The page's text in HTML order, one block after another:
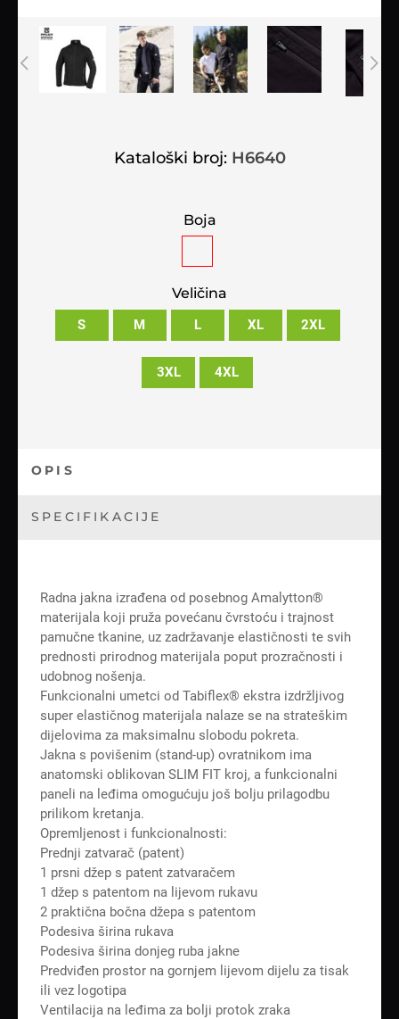
Kataloški broj: H6640
Boja
Veličina
S M L XL 2XL
3XL 4XL
OPIS
SPECIFIKACIJE
Radna jakna izrađena od posebnog Amalytton®
materijala koji pruža povećanu čvrstoću i trajnost
pamučne tkanine, uz zadržavanje elastičnosti te svih
prednosti prirodnog materijala poput prozračnosti i
udobnog nošenja.
Funkcionalni umetci od Tabiflex® ekstra izdržljivog
super elastičnog materijala nalaze se na strateškim
dijelovima za maksimalnu slobodu pokreta.
Jakna s povišenim (stand-up) ovratnikom ima
anatomski oblikovan SLIM FIT kroj, a funkcionalni
paneli na leđima omogućuju još bolju prilagodbu
prilikom kretanja.
Opremljenost i funkcionalnosti:
Prednji zatvarač (patent)
1 prsni džep s patent zatvaračem
1 džep s patentom na lijevom rukavu
2 praktična bočna džepa s patentom
Podesiva širina rukava
Podesiva širina donjeg ruba jakne
Predviđen prostor na gornjem lijevom dijelu za tisak
ili vez logotipa
Ventilacija na leđima za bolji protok zraka